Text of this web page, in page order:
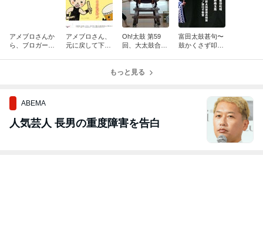
アメブロさんか
ら、ブロガーに
アメブロさん、
元に戻して下さ
Oh!太鼓 第59
回、大太鼓合宿
富田太鼓甚句〜
鼓かくさず叩き
もっと見る
ABEMA
人気芸人 長男の重度障害を告白